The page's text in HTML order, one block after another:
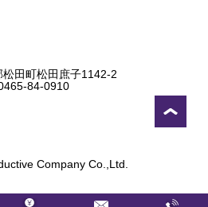
田町松田庶子1142-2
84-0910
Company Co.,Ltd.